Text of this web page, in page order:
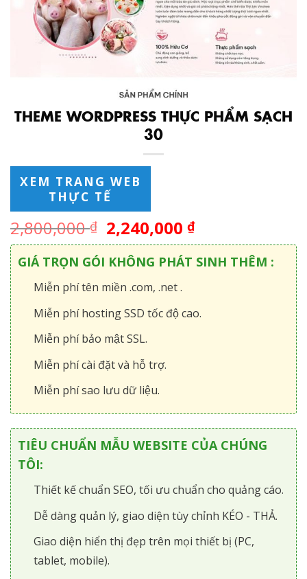
THEME WORDPRESS THỰC PHẨM SẠCH
30
XEM TRANG WEB
THỰC TẾ
2,800,000₫ 2,240,000₫
GIÁ TRỌN GÓI KHÔNG PHÁT SINH THÊM :
Miễn phí tên miền .com, .net .
Miễn phí hosting SSD tốc độ cao.
Miễn phí bảo mật SSL.
Miễn phí cài đặt và hỗ trợ.
Miễn phí sao lưu dữ liệu.
TIÊU CHUẨN MẪU WEBSITE CỦA CHÚNG
TÔI:
Thiết kế chuẩn SEO, tối ưu chuẩn cho quảng cáo.
Dễ dàng quản lý, giao diện tùy chỉnh KÉO - THẢ.
Giao diện hiển thị đẹp trên mọi thiết bị (PC,
tablet, mobile).